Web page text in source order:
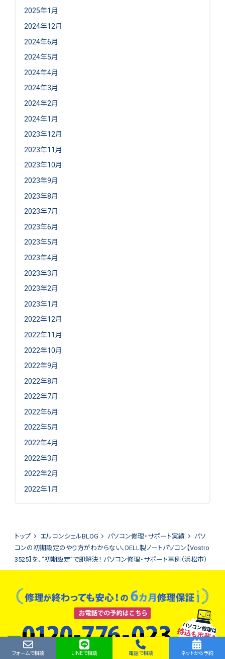
2025年1月
2024年12月
2024年6月
2024年5月
2024年4月
2024年3月
2024年2月
2024年1月
2023年12月
2023年11月
2023年10月
2023年9月
2023年8月
2023年7月
2023年6月
2023年5月
2023年4月
2023年3月
2023年2月
2023年1月
2022年12月
2022年11月
2022年10月
2022年9月
2022年8月
2022年7月
2022年6月
2022年5月
2022年4月
2022年3月
2022年2月
2022年1月
トップ エルコンシェルBLOG パソコン修理・サポート実績
パソ
コンの初期設定のやり方がわからない、DELL製ノートパソコン【Vostro
3525】を、”初期設定”で即解決！ パソコン修理・サポート事例（浜松市）
フォームで相談 LINEで相談 電話で相談 ネットから予約